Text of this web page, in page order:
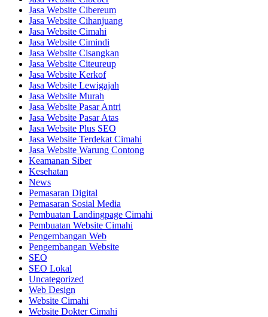
Jasa Website Cibereum
Jasa Website Cihanjuang
Jasa Website Cimahi
Jasa Website Cimindi
Jasa Website Cisangkan
Jasa Website Citeureup
Jasa Website Kerkof
Jasa Website Lewigajah
Jasa Website Murah
Jasa Website Pasar Antri
Jasa Website Pasar Atas
Jasa Website Plus SEO
Jasa Website Terdekat Cimahi
Jasa Website Warung Contong
Keamanan Siber
Kesehatan
News
Pemasaran Digital
Pemasaran Sosial Media
Pembuatan Landingpage Cimahi
Pembuatan Website Cimahi
Pengembangan Web
Pengembangan Website
SEO
SEO Lokal
Uncategorized
Web Design
Website Cimahi
Website Dokter Cimahi